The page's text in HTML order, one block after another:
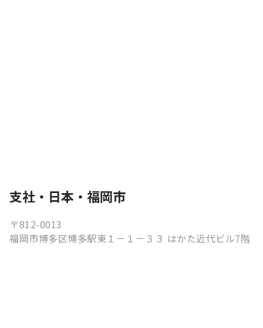
支社・日本・福岡市
〒812-0013
福岡市博多区博多駅東１－１－３３ はかた近代ビル7階